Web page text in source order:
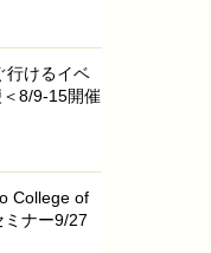
行けるイベ
8/9-15開催
College of
ミナー9/27